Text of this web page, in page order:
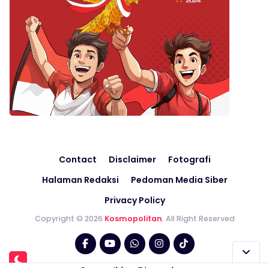
Contact Disclaimer
Fotografi
Halaman Redaksi
Pedoman Media Siber
Privacy Policy
Copyright © 2026 Kosmopolitan. All Right Reserved